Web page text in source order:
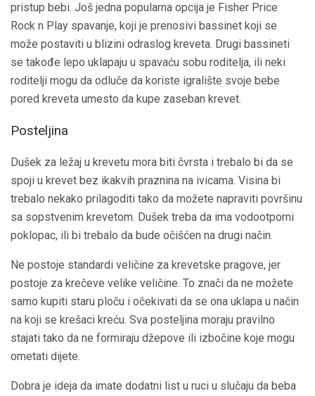
pristup bebi. Još jedna popularna opcija je Fisher Price
Rock n Play spavanje, koji je prenosivi bassinet koji se
može postaviti u blizini odraslog kreveta. Drugi bassineti
se takođe lepo uklapaju u spavaću sobu roditelja, ili neki
roditelji mogu da odluče da koriste igralište svoje bebe
pored kreveta umesto da kupe zaseban krevet.
Posteljina
Dušek za ležaj u krevetu mora biti čvrsta i trebalo bi da se
spoji u krevet bez ikakvih praznina na ivicama. Visina bi
trebalo nekako prilagoditi tako da možete napraviti površinu
sa sopstvenim krevetom. Dušek treba da ima vodootporni
poklopac, ili bi trebalo da bude očišćen na drugi način.
Ne postoje standardi veličine za krevetske pragove, jer
postoje za krečeve velike veličine. To znači da ne možete
samo kupiti staru ploču i očekivati ​​da se ona uklapa u način
na koji se krešaci kreću. Sva posteljina moraju pravilno
stajati tako da ne formiraju džepove ili izbočine koje mogu
ometati dijete.
Dobra je ideja da imate dodatni list u ruci u slučaju da beba